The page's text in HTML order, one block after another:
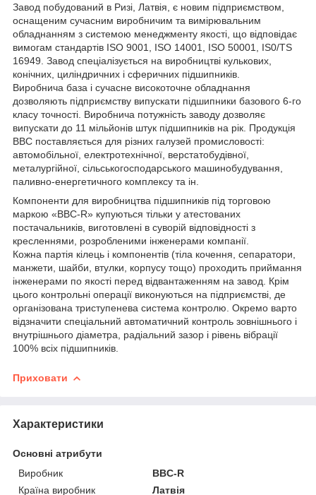
Завод побудований в Ризі, Латвія, є новим підприємством,
оснащеним сучасним виробничим та вимірювальним
обладнанням з системою менеджменту якості, що відповідає
вимогам стандартів ISO 9001, ISO 14001, ISO 50001, IS0/TS
16949. Завод спеціалізується на виробництві кулькових,
конічних, циліндричних і сферичних підшипників.
Виробнича база і сучасне високоточне обладнання
дозволяють підприємству випускати підшипники базового 6-го
класу точності. Виробнича потужність заводу дозволяє
випускати до 11 мільйонів штук підшипників на рік. Продукція
ВВС поставляється для різних галузей промисловості:
автомобільної, електротехнічної, верстатобудівної,
металургійної, сільськогосподарського машинобудування,
паливно-енергетичного комплексу та ін.
Компоненти для виробництва підшипників під торговою
маркою «BBC-R» купуються тільки у атестованих
постачальників, виготовлені в суворій відповідності з
кресленнями, розробленими інженерами компанії.
Кожна партія кілець і компонентів (тіла кочення, сепаратори,
манжети, шайби, втулки, корпусу тощо) проходить приймання
інженерами по якості перед відвантаженням на завод. Крім
цього контрольні операції виконуються на підприємстві, де
організована триступенева система контролю. Окремо варто
відзначити спеціальний автоматичний контроль зовнішнього і
внутрішнього діаметра, радіальний зазор і рівень вібрації
100% всіх підшипників.
Приховати
Характеристики
Основні атрибути
Виробник
BBC-R
Країна виробник
Латвія